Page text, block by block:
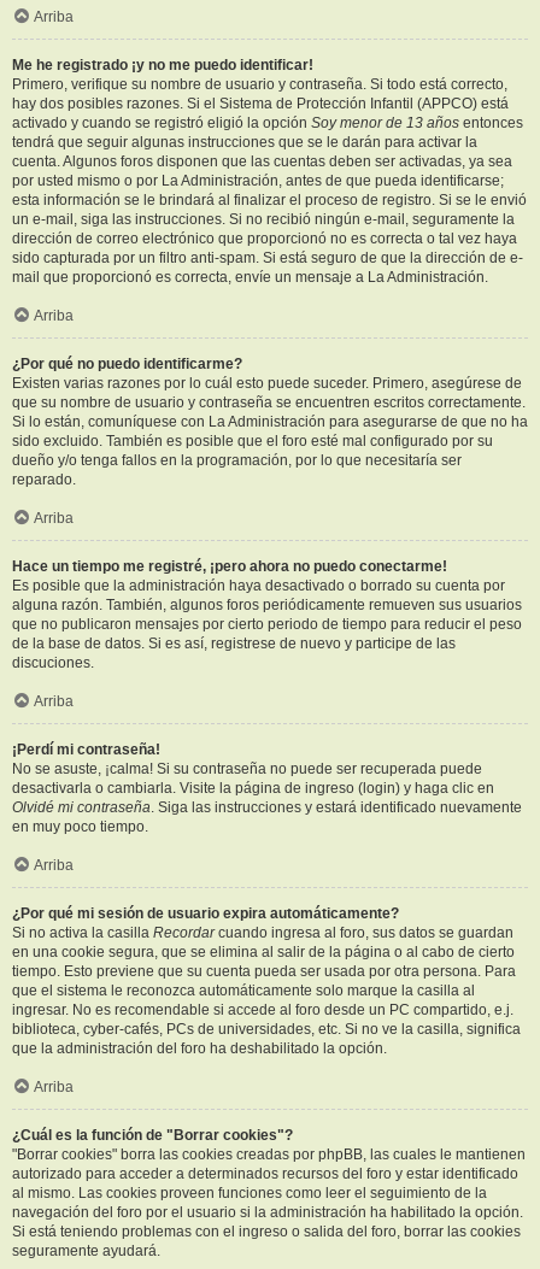
Arriba
Me he registrado ¡y no me puedo identificar!
Primero, verifique su nombre de usuario y contraseña. Si todo está correcto,
hay dos posibles razones. Si el Sistema de Protección Infantil (APPCO) está
activado y cuando se registró eligió la opción Soy menor de 13 años entonces
tendrá que seguir algunas instrucciones que se le darán para activar la
cuenta. Algunos foros disponen que las cuentas deben ser activadas, ya sea
por usted mismo o por La Administración, antes de que pueda identificarse;
esta información se le brindará al finalizar el proceso de registro. Si se le envió
un e-mail, siga las instrucciones. Si no recibió ningún e-mail, seguramente la
dirección de correo electrónico que proporcionó no es correcta o tal vez haya
sido capturada por un filtro anti-spam. Si está seguro de que la dirección de e-
mail que proporcionó es correcta, envíe un mensaje a La Administración.
Arriba
¿Por qué no puedo identificarme?
Existen varias razones por lo cuál esto puede suceder. Primero, asegúrese de
que su nombre de usuario y contraseña se encuentren escritos correctamente.
Si lo están, comuníquese con La Administración para asegurarse de que no ha
sido excluido. También es posible que el foro esté mal configurado por su
dueño y/o tenga fallos en la programación, por lo que necesitaría ser
reparado.
Arriba
Hace un tiempo me registré, ¡pero ahora no puedo conectarme!
Es posible que la administración haya desactivado o borrado su cuenta por
alguna razón. También, algunos foros periódicamente remueven sus usuarios
que no publicaron mensajes por cierto periodo de tiempo para reducir el peso
de la base de datos. Si es así, registrese de nuevo y participe de las
discuciones.
Arriba
¡Perdí mi contraseña!
No se asuste, ¡calma! Si su contraseña no puede ser recuperada puede
desactivarla o cambiarla. Visite la página de ingreso (login) y haga clic en
Olvidé mi contraseña. Siga las instrucciones y estará identificado nuevamente
en muy poco tiempo.
Arriba
¿Por qué mi sesión de usuario expira automáticamente?
Si no activa la casilla Recordarcuando ingresa al foro, sus datos se guardan
en una cookie segura, que se elimina al salir de la página o al cabo de cierto
tiempo. Esto previene que su cuenta pueda ser usada por otra persona. Para
que el sistema le reconozca automáticamente solo marque la casilla al
ingresar. No es recomendable si accede al foro desde un PC compartido, e.j.
biblioteca, cyber-cafés, PCs de universidades, etc. Si no ve la casilla, significa
que la administración del foro ha deshabilitado la opción.
Arriba
¿Cuál es la función de "Borrar cookies"?
"Borrar cookies" borra las cookies creadas por phpBB, las cuales le mantienen
autorizado para acceder a determinados recursos del foro y estar identificado
al mismo. Las cookies proveen funciones como leer el seguimiento de la
navegación del foro por el usuario si la administración ha habilitado la opción.
Si está teniendo problemas con el ingreso o salida del foro, borrar las cookies
seguramente ayudará.